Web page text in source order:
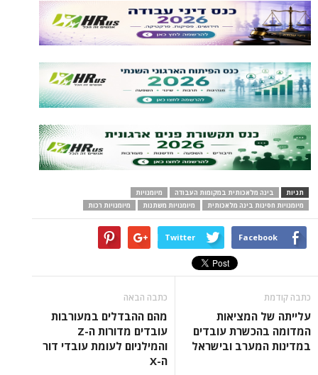
תגיות בינה מלאכותית במקומות העבודה
מיומנויות
מיומנויות חסינות בינה מלאכותית
מיומנויות משתנות מיומנויות רכות
Facebook
Twitter
כתבה קודמת
עלייתה של המציאות
המדומה בהכשרת עובדים
במדינות המערב ובישראל
כתבה הבאה
מהם ההבדלים במעורבות
עובדים מדורות ה-Z
והמילניום לעומת עובדי דור
ה-X